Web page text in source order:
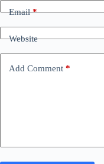
Email*
Website
Add Comment *